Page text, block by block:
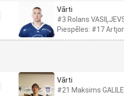
Vārti
#3 Rolans
Piespēles: #17
Vārti
#21 Maksims